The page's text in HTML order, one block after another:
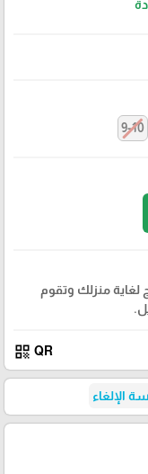
9-10
لغاية منزلك وتقوم
QR
qr_code
الإلغاء